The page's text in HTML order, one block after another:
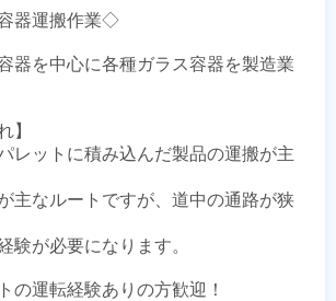
器運搬作業◇
器を中心に各種ガラス容器を製造業
】
レットに積み込んだ製品の運搬が主
主なルートですが、道中の通路が狭
験が必要になります。
の運転経験ありの方歓迎！